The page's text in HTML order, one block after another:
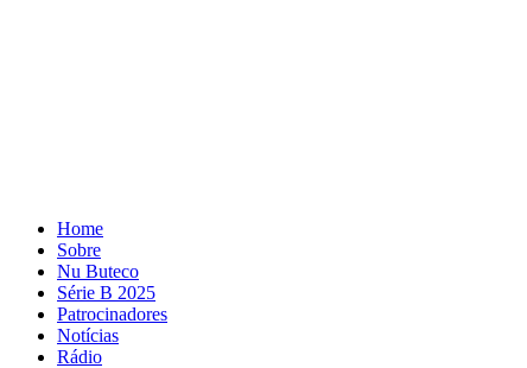
Home
Sobre
Nu Buteco
Série B 2025
Patrocinadores
Notícias
Rádio